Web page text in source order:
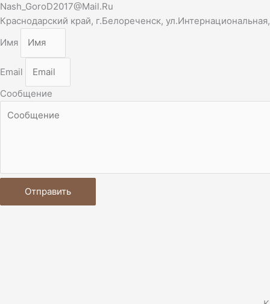
Nash_GoroD2017@Mail.Ru
Краснодарский край, г.Белореченск,
Имя
Email
Сообщение
Отправить